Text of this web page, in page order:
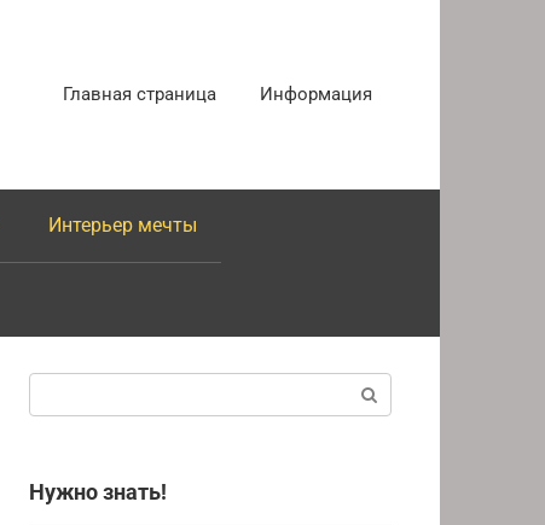
Главная страница Информация
Интерьер мечты
Нужно знать!